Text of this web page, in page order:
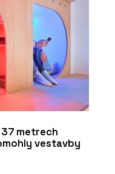
metrech
vestavby